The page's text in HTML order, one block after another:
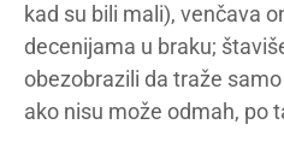
kad su bili mali), venčava
decenijama u braku;
obezobrazili da traže
ako nisu može odmah, po